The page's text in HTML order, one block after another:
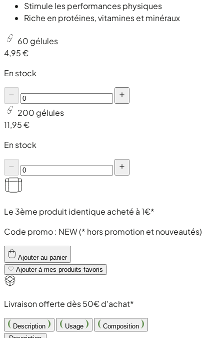
Stimule les performances physiques
Riche en protéines, vitamines et minéraux
60 gélules
4,95 €
En stock
200 gélules
11,95 €
En stock
Le 3ème produit identique acheté à 1€*
Code promo : NEW(* hors promotion et nouveautés)
Ajouter au panier
Ajouter à mes produits favoris
Livraison offerte dès 50€ d'achat*
Description Usage
Composition